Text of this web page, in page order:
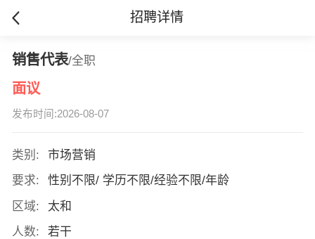
招聘详情
销售代表/全职
面议
发布时间:2026-08-07
类别:
市场营销
要求:
性别不限/ 学历不限/经验不限/年龄
区域:
太和
人数:
若干